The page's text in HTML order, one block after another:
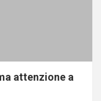
attenzione a